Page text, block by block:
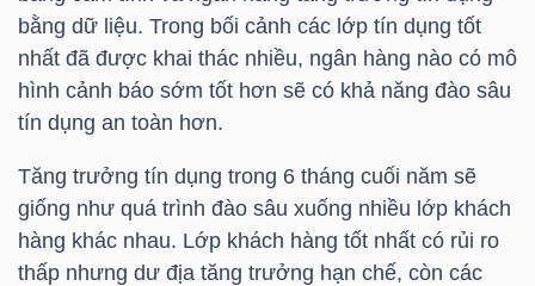
bằng dữ liệu. Trong bối cảnh các lớp tín dụng tốt
nhất đã được khai thác nhiều, ngân hàng nào có mô
hình cảnh báo sớm tốt hơn sẽ có khả năng đào sâu
tín dụng an toàn hơn.
Tăng trưởng tín dụng trong 6 tháng cuối năm sẽ
giống như quá trình đào sâu xuống nhiều lớp khách
hàng khác nhau. Lớp khách hàng tốt nhất có rủi ro
thấp nhưng dư địa tăng trưởng hạn chế, còn các
Sách
tài
chính
Công
cụ